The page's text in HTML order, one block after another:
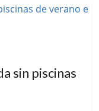
sin piscinas